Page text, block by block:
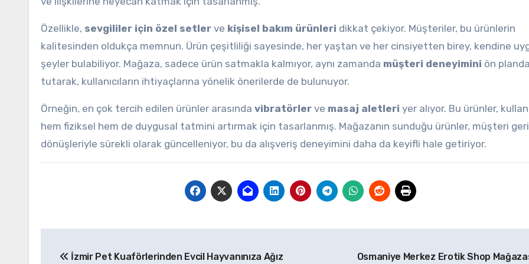
Özellikle, sevgililer için özel setler ve kişisel bakım ürünleri dikkat çekiyor. Müşteriler, bu ürünlerin
kalitesinden oldukça memnun. Ürün çeşitliliği sayesinde, her yaştan ve her cinsiyetten birey, kendine
şeyler bulabiliyor. Mağaza, sadece ürün satmakla kalmıyor, aynı zamanda müşteri deneyimini ön planda
tutarak, kullanıcıların ihtiyaçlarına yönelik önerilerde de bulunuyor.
Örneğin, en çok tercih edilen ürünler arasında vibratörler ve masaj aletleri yer alıyor. Bu ürünler,
hem fiziksel hem de duygusal tatmini artırmak için tasarlanmış. Mağazanın sunduğu ürünler, müşteri geri
dönüşleriyle sürekli olarak güncelleniyor, bu da alışveriş deneyimini daha da keyifli hale getiriyor.
İzmir Pet Kuaförlerinden Evcil Hayvanınıza Ağız Osmaniye Merkez Erotik Shop